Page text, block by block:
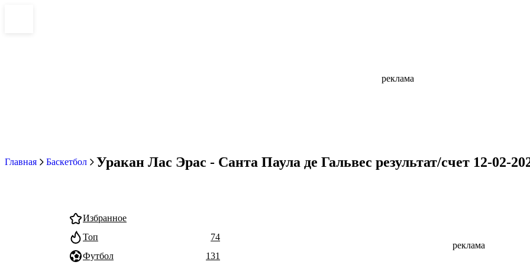
реклама
Главная Баскетбол Уракан Лас Эрас - Санта Паула де Гальвес результат/счет 12-02-
Избранное
Топ
74
Футбол
131
реклама